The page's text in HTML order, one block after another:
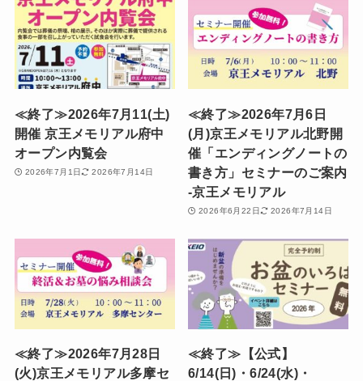
≪終了≫2026年7月11(土)
開催 京王メモリアル府中
オープン内覧会
2026年7月1日 2026年7月14日
≪終了≫2026年7月6日
(月)京王メモリアル北野開
催「エンディングノートの
書き方」セミナーのご案内
-京王メモリアル
2026年6月22日 2026年7月14日
≪終了≫2026年7月28日
(火)京王メモリアル多摩セ
≪終了≫【公式】
6/14(日)・6/24(水)・